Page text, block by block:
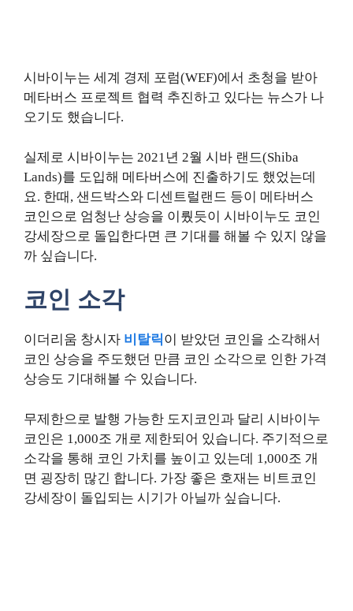
시바이누는 세계 경제 포럼(WEF)에서 초청을 받아
메타버스 프로젝트 협력 추진하고 있다는 뉴스가 나
오기도 했습니다.
실제로 시바이누는 2021년 2월 시바 랜드(Shiba
Lands)를 도입해 메타버스에 진출하기도 했었는데
요. 한때, 샌드박스와 디센트럴랜드 등이 메타버스
코인으로 엄청난 상승을 이뤘듯이 시바이누도 코인
강세장으로 돌입한다면 큰 기대를 해볼 수 있지 않을
까 싶습니다.
코인 소각
이더리움 창시자 비탈릭이 받았던 코인을 소각해서
코인 상승을 주도했던 만큼 코인 소각으로 인한 가격
상승도 기대해볼 수 있습니다.
무제한으로 발행 가능한 도지코인과 달리 시바이누
코인은 1,000조 개로 제한되어 있습니다. 주기적으로
소각을 통해 코인 가치를 높이고 있는데 1,000조 개
면 굉장히 많긴 합니다. 가장 좋은 호재는 비트코인
강세장이 돌입되는 시기가 아닐까 싶습니다.